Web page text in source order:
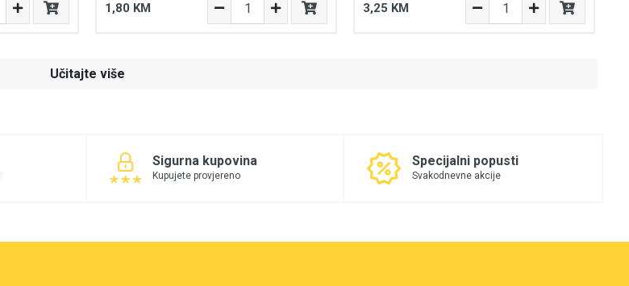
1,80 KM 3,25 KM
Učitajte više
Sigurna kupovina
Kupujete provjereno
Specijalni popusti
Svakodnevne akcije